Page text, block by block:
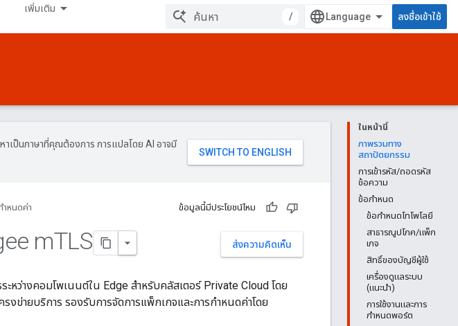
เพิ่มเติม
/ ลงชื่อเข้าใช้
ในหน้านี้
ภาพรวมทาง
สถาปัตยกรรม
การเข้ารหัส/ถอดรหัส
ข้อความ
ข้อกำหนด
ข้อกำหนดโทโพโลยี
สาธารณูปโภค/แพ็ก
เกจ
สิทธิ์ของบัญชีผู้ใช้
เครื่องดูแลระบบ
(แนะนำ)
การใช้งานและการ
กำหนดพอร์ต
าเป็นภาษาที่คุณต้องการ การแปลโดย AI อาจมี
ำหนดค่า ข้อมูลนี้มีประโยชน์ไหม
ส่งความคิดเห็น
mTLS
หว่างคอมโพเนนต์ใน Edge สำหรับคลัสเตอร์ Private Cloud โดย
งข่ายบริการ รองรับการจัดการแพ็กเกจและการกำหนดค่าโดย